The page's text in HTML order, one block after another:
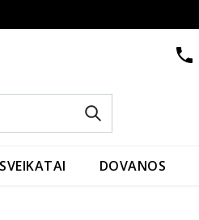
SVEIKATAI DOVANOS